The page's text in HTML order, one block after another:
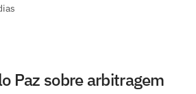
Paz sobre arbitragem